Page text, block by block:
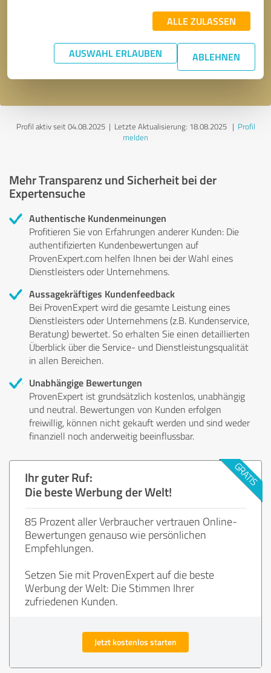
ALLE ZULASSEN
AUSWAHL ERLAUBEN ABLEHNEN
* Erforderliche Angaben
Nachricht senden
Datenschutzbestimmungenzu.
Profil aktiv seit 04.08.2025 | Letzte Aktualisierung: 18.08.2025| Profil
melden
Mehr Transparenz und Sicherheit bei der
Expertensuche
Authentische Kundenmeinungen
Profitieren Sie von Erfahrungen anderer Kunden: Die
authentifizierten Kundenbewertungen auf
ProvenExpert.com helfen Ihnen bei der Wahl eines
Dienstleisters oder Unternehmens.
Aussagekräftiges Kundenfeedback
Bei ProvenExpert wird die gesamte Leistung eines
Dienstleisters oder Unternehmens (z.B. Kundenservice,
Beratung) bewertet. So erhalten Sie einen detaillierten
Überblick über die Service- und Dienstleistungsqualität
in allen Bereichen.
Unabhängige Bewertungen
ProvenExpert ist grundsätzlich kostenlos, unabhängig
und neutral. Bewertungen von Kunden erfolgen
freiwillig, können nicht gekauft werden und sind weder
finanziell noch anderweitig beeinflussbar.
Ihr guter Ruf:
Die beste Werbung der Welt!
85 Prozent aller Verbraucher vertrauen Online-
Bewertungen genauso wie persönlichen
Empfehlungen.
Setzen Sie mit ProvenExpert auf die beste
Werbung der Welt: Die Stimmen Ihrer
zufriedenen Kunden.
Jetzt kostenlos starten